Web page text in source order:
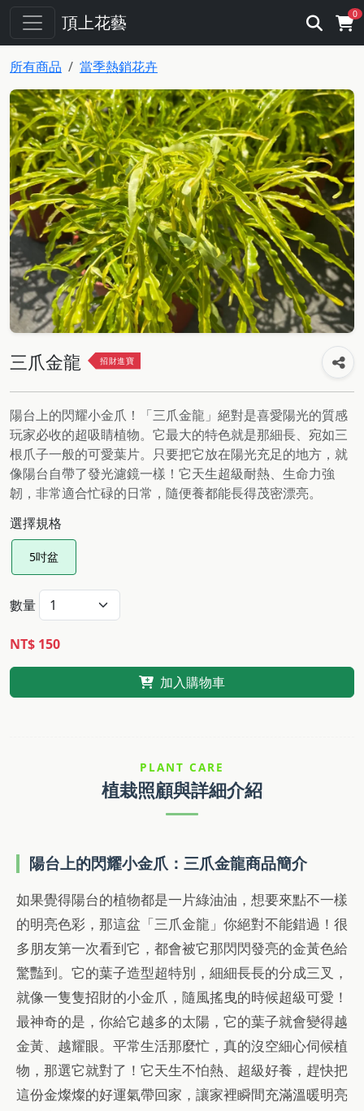
頂上花藝 0
所有商品 當季熱銷花卉
三爪金龍 招財進寶
陽台上的閃耀小金爪！「三爪金龍」絕對是喜愛陽光的質感
玩家必收的超吸睛植物。它最大的特色就是那細長、宛如三
根爪子一般的可愛葉片。只要把它放在陽光充足的地方，就
像陽台自帶了發光濾鏡一樣！它天生超級耐熱、生命力強
韌，非常適合忙碌的日常，隨便養都能長得茂密漂亮。
選擇規格
5吋盆
數量
NT$ 150
加入購物車
PLANT CARE
植栽照顧與詳細介紹
陽台上的閃耀小金爪：三爪金龍商品簡介
如果覺得陽台的植物都是一片綠油油，想要來點不一樣
的明亮色彩，那這盆「三爪金龍」你絕對不能錯過！很
多朋友第一次看到它，都會被它那閃閃發亮的金黃色給
驚豔到。它的葉子造型超特別，細細長長的分成三叉，
就像一隻隻招財的小金爪，隨風搖曳的時候超級可愛！
最神奇的是，你給它越多的太陽，它的葉子就會變得越
金黃、越耀眼。平常生活那麼忙，真的沒空細心伺候植
物，那選它就對了！它天生不怕熱、超級好養，趕快把
這份金燦燦的好運氣帶回家，讓家裡瞬間充滿溫暖明亮